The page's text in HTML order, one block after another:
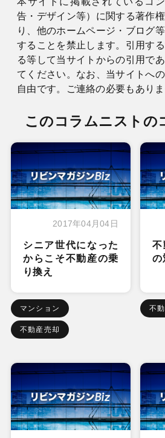
告・デザイン等）に関する著作
り、他のホームページ・ブログ
することを禁止します。引用す
る等して当サイトからの引用で
てください。なお、当サイトへ
自由です。ご連絡の必要もありま
このコラムニストの
2017年04月04日
シニア世代になった
からこそ不動産の乗
り換え
マンション
不動産売却
不
の
不